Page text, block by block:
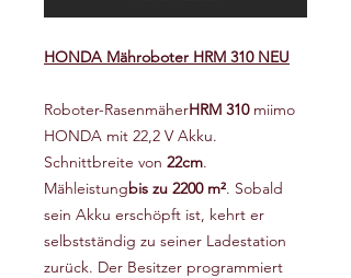
HONDA Mähroboter HRM 310 NEU
Roboter-RasenmäherHRM 310miimo
HONDA mit 22,2 V Akku.
Schnittbreite von 22cm.
Mähleistungbis zu 2200 m². Sobald
sein Akku erschöpft ist, kehrt er
selbstständig zu seiner Ladestation
zurück. Der Besitzer programmiert